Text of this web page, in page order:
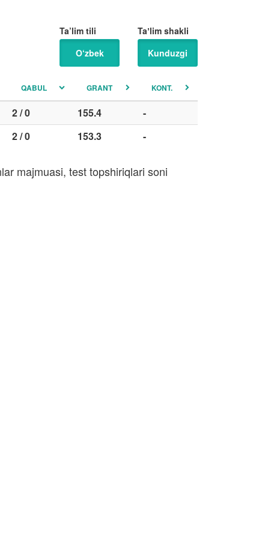
Taʼlim shakli
Kunduzgi
Ta’lim tili
O‘zbek
QABUL GRANT KONT.
2 / 0 155.4
-
2 / 0 153.3 -
majmuasi, test topshiriqlari soni